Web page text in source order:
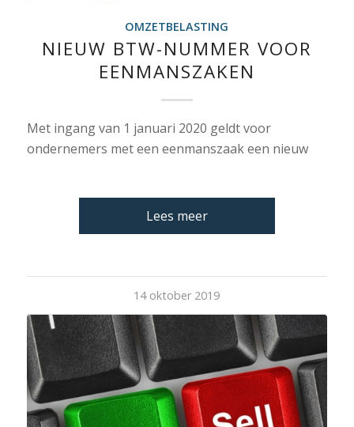
OMZETBELASTING
NIEUW BTW-NUMMER VOOR
EENMANSZAKEN
Met ingang van 1 januari 2020 geldt voor
ondernemers met een eenmanszaak een nieuw
Lees meer
14 oktober 2019